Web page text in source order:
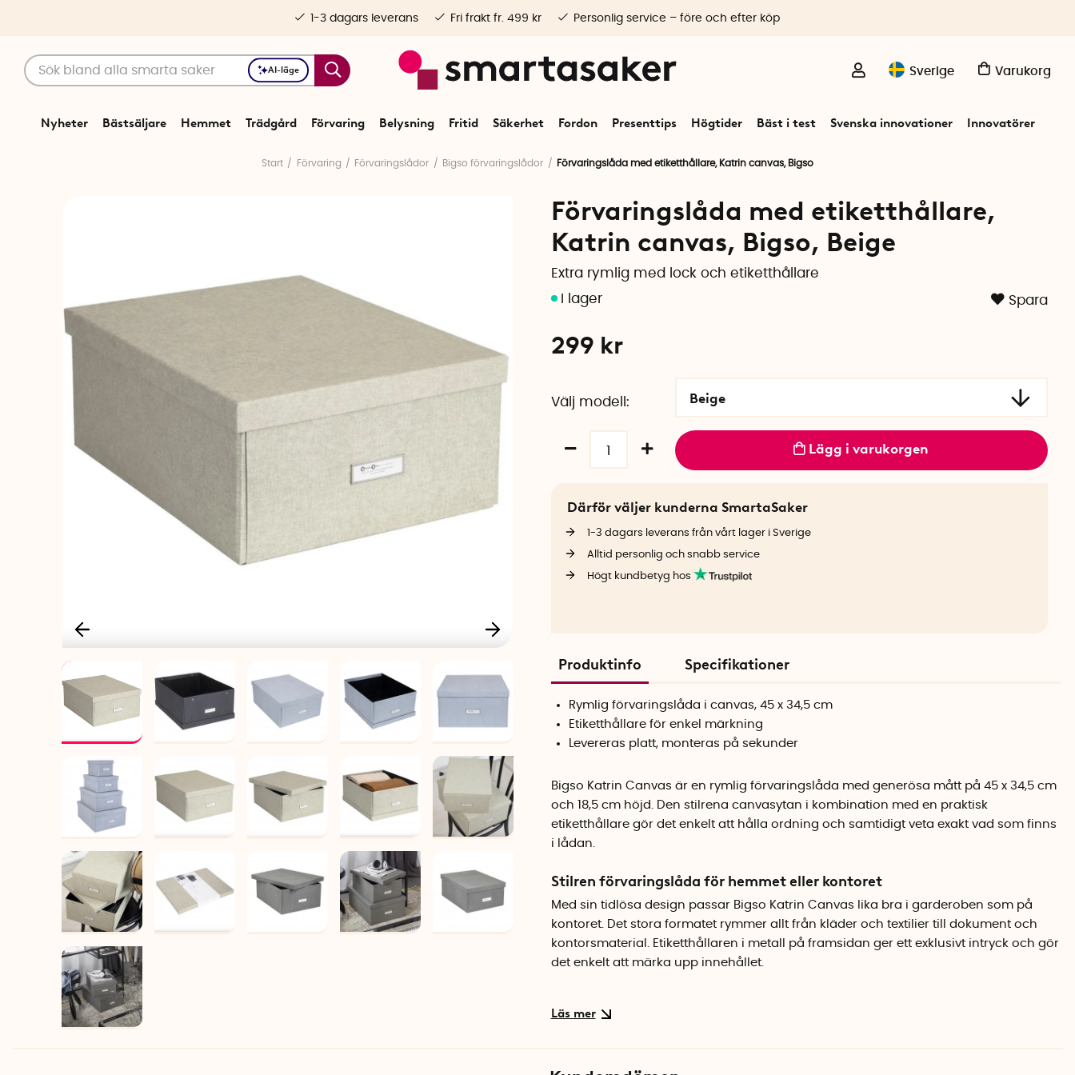
AI-läge Sverige Varukorg
Nyheter Bästsäljare Hemmet Trädgård Förvaring Belysning Fritid Säkerhet Fordon Presenttips Högtider Bäst i test Svenska innovationer Innovatörer
1-3 dagars leverans Fri frakt fr. 499 kr Personlig service – före och efter köp
Start Förvaring Förvaringslådor Bigso förvaringslådor Förvaringslåda med etiketthållare, Katrin canvas, Bigso
Förvaringslåda med etiketthållare,
Katrin canvas, Bigso, Beige
Extra rymlig med lock och etiketthållare
Spara
299 kr
Välj modell Beige
Lägg i varukorgen
Därför väljer kunderna SmartaSaker
1-3 dagars leverans från vårt lager i Sverige
Alltid personlig och snabb service
Högt kundbetyg hos
Produktinfo Specifikationer
Rymlig förvaringslåda i canvas, 45 x 34,5 cm
Etiketthållare för enkel märkning
Levereras platt, monteras på sekunder
Bigso Katrin Canvas är en rymlig förvaringslåda med generösa mått på 45 x 34,5 cm
och 18,5 cm höjd. Den stilrena canvasytan i kombination med en praktisk
etiketthållare gör det enkelt att hålla ordning och samtidigt veta exakt vad som finns
i lådan.
Stilren förvaringslåda för hemmet eller kontoret
Med sin tidlösa design passar Bigso Katrin Canvas lika bra i garderoben som på
kontoret. Det stora formatet rymmer allt från kläder och textilier till dokument och
kontorsmaterial. Etiketthållaren i metall på framsidan ger ett exklusivt intryck och gör
det enkelt att märka upp innehållet.